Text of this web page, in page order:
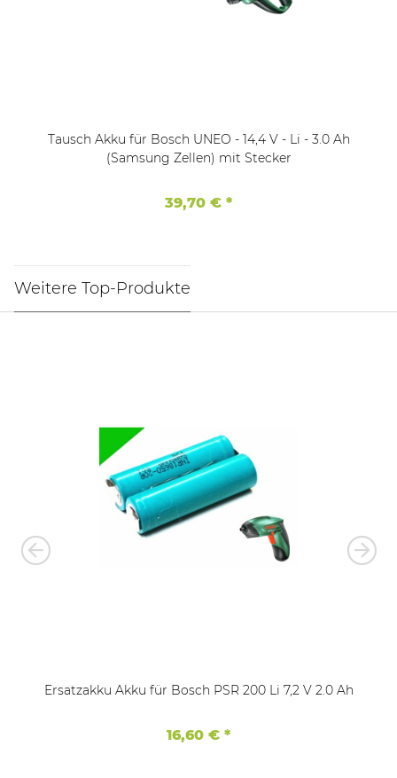
Tausch Akku für Bosch UNEO - 14,4 V - Li - 3.0 Ah
(Samsung Zellen) mit Stecker
39,70 € *
Weitere Top-Produkte
Ersatzakku Akku für Bosch PSR 200 Li 7,2 V 2.0 Ah
16,60 € *